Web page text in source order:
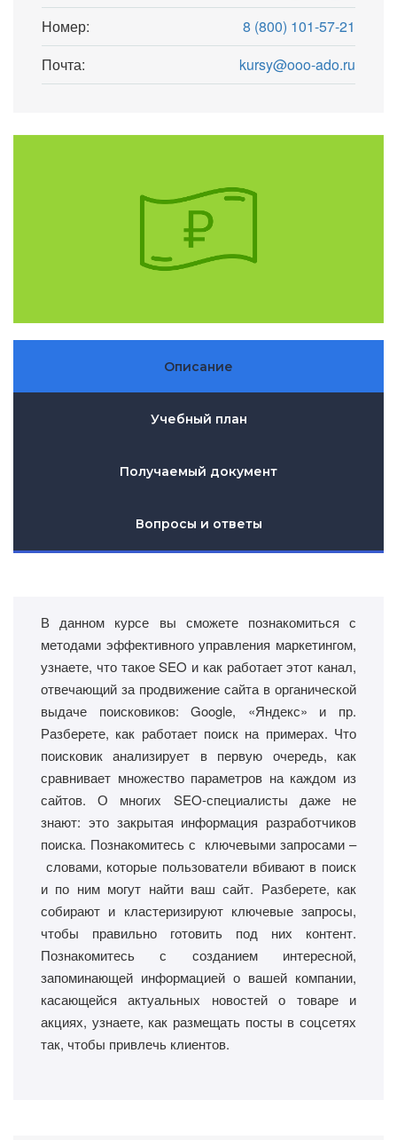
Номер:
8 (800) 101-57-21
Почта:
kursy@ooo-ado.ru
Описание
Учебный план
Получаемый документ
Вопросы и ответы
В данном курсе вы сможете познакомиться с
методами эффективного управления маркетингом,
узнаете, что такое SEO и как работает этот канал,
отвечающий за продвижение сайта в органической
выдаче поисковиков: Google, «Яндекс» и пр.
Разберете, как работает поиск на примерах. Что
поисковик анализирует в первую очередь, как
сравнивает множество параметров на каждом из
сайтов. О многих SEO-специалисты даже не
знают: это закрытая информация разработчиков
поиска. Познакомитесь с ключевыми запросами –
словами, которые пользователи вбивают в поиск
и по ним могут найти ваш сайт. Разберете, как
собирают и кластеризируют ключевые запросы,
чтобы правильно готовить под них контент.
Познакомитесь с созданием интересной,
запоминающей информацией о вашей компании,
касающейся актуальных новостей о товаре и
акциях, узнаете, как размещать посты в соцсетях
так, чтобы привлечь клиентов.